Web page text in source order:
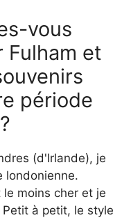
vous
Fulham et
période
(d'Irlande), je
londonienne.
moins cher et je
à petit, le style